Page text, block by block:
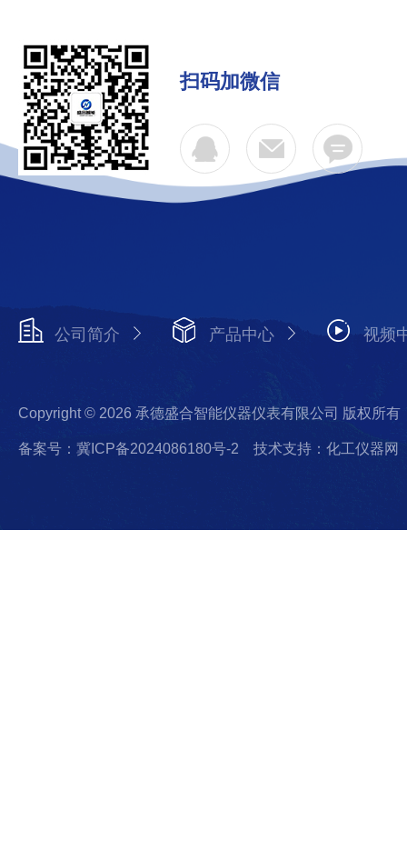
扫码加微信
公司简介 产品中心 视频
Copyright © 2026 承德盛合智能仪器仪表有限公司 版权所有
备案号：冀ICP备2024086180号-2 技术支持：化工仪器网